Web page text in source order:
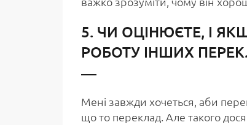
5. ЧИ ОЦІНЮЄТЕ, І
РОБОТУ ІНШИХ
Мені завжди хочеться, аби
що то переклад. Але такого